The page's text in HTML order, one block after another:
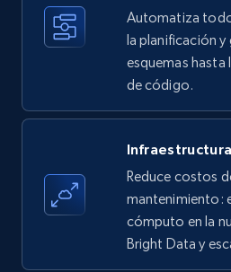
35.3K+ 5.7K+
Amazon products - find
Title, Seller name, Brand,
price, Currency, Availability,
more.
5.7K+
Automatiza
la planificación
esquemas hasta
de código.
Reduce costos
mantenimiento:
cómputo en la
Bright Data y